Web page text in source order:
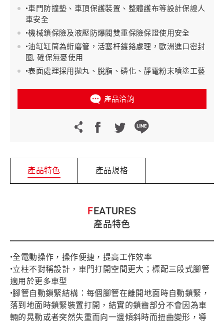
•車門防撞墊、車頂保護裝置、整體護布等設計保證人
車安全
•機械鎖保險及液壓防爆閥雙重保險保證使用安全
•油缸缸筒為絎磨管，活塞杆鍍鉻處理，歐洲進口密封
圈, 確保無憂使用
•表面處理採用拋丸、脫脂、磷化、靜電粉末噴塗工藝
產品洽詢
產品特色 產品規格
FEATURES
產品特色
•全電動操作，操作便捷，提高工作效率
•立柱不對稱設計，車門打開空間更大；標配三段式腳管
適用於更多車型
•腳管自動鎖緊結構：每個腳管在離開地面時自動鎖緊，
落到地面時鎖緊裝置打開，結實的鎖齒部分不會因為車
輛的晃動或者突然失重而向一邊傾斜時而扭曲變形，導